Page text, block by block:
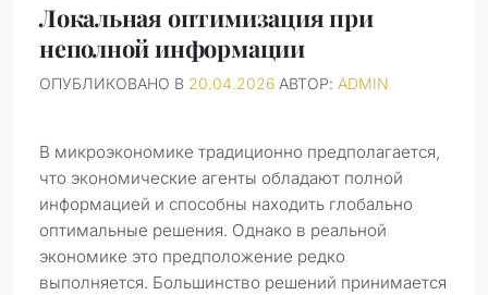
Локальная оптимизация при
неполной информации
ОПУБЛИКОВАНО В 20.04.2026 АВТОР: ADMIN
В микроэкономике традиционно предполагается,
что экономические агенты обладают полной
информацией и способны находить глобально
оптимальные решения. Однако в реальной
экономике это предположение редко
выполняется. Большинство решений принимается